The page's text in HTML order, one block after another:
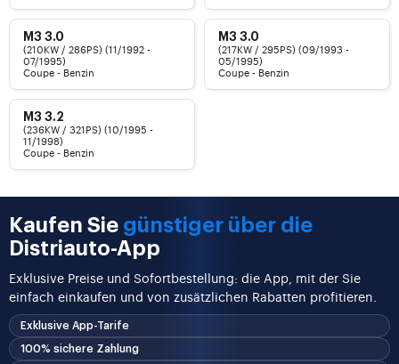
M3 3.0
(210KW / 286PS) (11/1992 -
07/1995)
Coupe - Benzin
M3 3.0
(217KW / 295PS) (09/1993 -
05/1995)
Coupe - Benzin
M3 3.2
(236KW / 321PS) (10/1995 -
11/1998)
Coupe - Benzin
Kaufen Sie günstiger über die
Distriauto-App
Exklusive Preise und Sofortbestellung: die App, mit der Sie
einfach einkaufen und von zusätzlichen Rabatten profitieren.
Exklusive App-Tarife
100% sichere Zahlung